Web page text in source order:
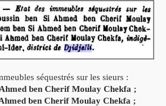
séquestrés sur les sieurs :
ben Cherif Moulay Chekfa ;
ben Cherif Moulay Chekfa ;